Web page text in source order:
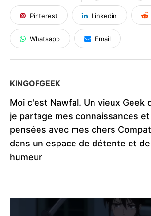
Pinterest Linkedin
Whatsapp Email
KINGOFGEEK
Moi c'est Nawfal. Un vieux Geek
je partage mes connaissances
pensées avec mes chers
dans un espace de détente et
humeur